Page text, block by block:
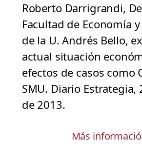
Roberto Darrigrandi,
Facultad de Economía
de la U. Andrés Bello,
actual situación
efectos de casos como
SMU. Diario Estrategia,
de 2013.
Más